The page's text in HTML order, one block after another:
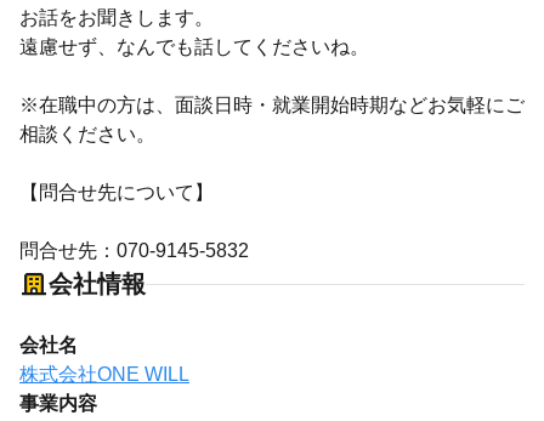
お話をお聞きします。
遠慮せず、なんでも話してくださいね。
※在職中の方は、面談日時・就業開始時期などお気軽にご
相談ください。
【問合せ先について】
問合せ先：070-9145-5832
会社情報
会社名
株式会社ONE WILL
事業内容